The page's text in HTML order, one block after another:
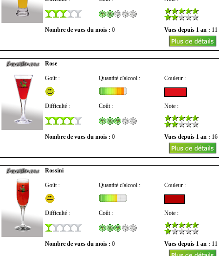
Nombre de vues du mois : 0 Vues depuis 1 an : 11
Rose
Goût : Quantité d'alcool : Couleur :
Difficulté : Coût : Note :
Nombre de vues du mois : 0 Vues depuis 1 an : 16
Rossini
Goût : Quantité d'alcool : Couleur :
Difficulté : Coût : Note :
Nombre de vues du mois : 0 Vues depuis 1 an : 11